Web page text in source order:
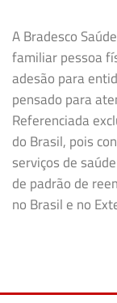
A Bradesco
familiar pessoa
adesão para
pensado para
Referenciada
do Brasil, pois
serviços de
de padrão de
no Brasil e no